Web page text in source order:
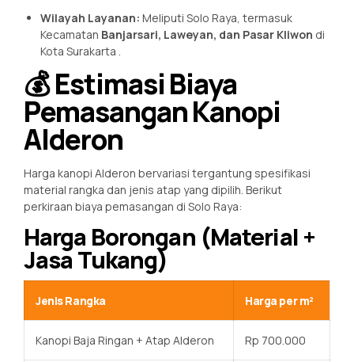
Wilayah Layanan: Meliputi Solo Raya, termasuk
Kecamatan Banjarsari, Laweyan, dan Pasar Kliwon di
Kota Surakarta
💰 Estimasi Biaya
Pemasangan Kanopi
Alderon
Harga kanopi Alderon bervariasi tergantung spesifikasi
material rangka dan jenis atap yang dipilih. Berikut
perkiraan biaya pemasangan di Solo Raya:
Harga Borongan (Material +
Jasa Tukang)
Jenis Rangka Harga per m²
Kanopi Baja Ringan + Atap Alderon Rp 700.000